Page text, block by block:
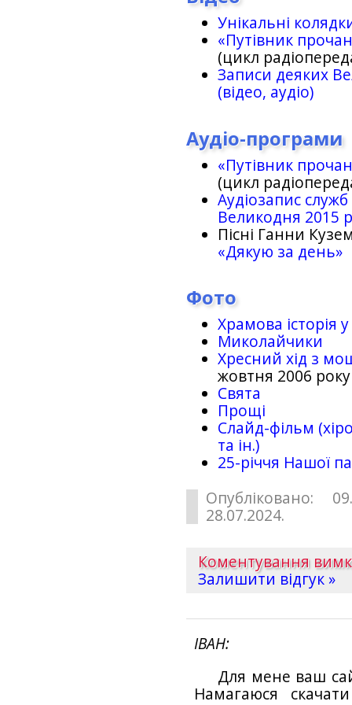
Унікальні
«Путівник
(цикл
Записи деяких
(відео, аудіо)
Аудіо-програми
«Путівник
(цикл
Аудіозапис
Великодня 2015
Пісні Ганни
«Дякую за день»
Фото
Храмова історія
Миколайчики
Хресний хід з
жовтня 2006 року
Свята
Прощі
Слайд-фільм
та ін.)
25-рiччя Нашої
Опубліковано:
28.07.2024.
Коментування
Залишити відгук »
ІВАН
Для мене ваш
Намагаюся